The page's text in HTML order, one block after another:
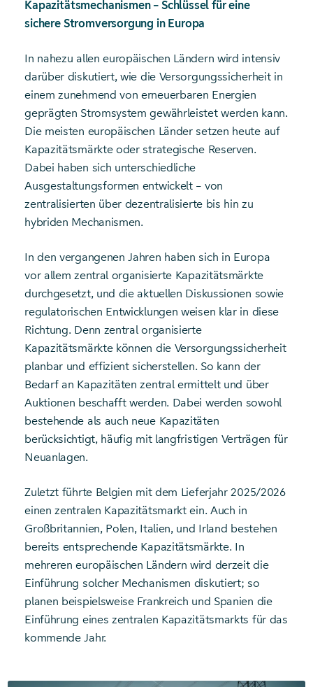
Kapazitätsmechanismen – Schlüssel für eine
sichere Stromversorgung in Europa
In nahezu allen europäischen Ländern wird intensiv
darüber diskutiert, wie die Versorgungssicherheit in
einem zunehmend von erneuerbaren Energien
geprägten Stromsystem gewährleistet werden kann.
Die meisten europäischen Länder setzen heute auf
Kapazitätsmärkte oder strategische Reserven.
Dabei haben sich unterschiedliche
Ausgestaltungsformen entwickelt – von
zentralisierten über dezentralisierte bis hin zu
hybriden Mechanismen.
In den vergangenen Jahren haben sich in Europa
vor allem zentral organisierte Kapazitätsmärkte
durchgesetzt, und die aktuellen Diskussionen sowie
regulatorischen Entwicklungen weisen klar in diese
Richtung. Denn zentral organisierte
Kapazitätsmärkte können die Versorgungssicherheit
planbar und effizient sicherstellen. So kann der
Bedarf an Kapazitäten zentral ermittelt und über
Auktionen beschafft werden. Dabei werden sowohl
bestehende als auch neue Kapazitäten
berücksichtigt, häufig mit langfristigen Verträgen für
Neuanlagen.
Zuletzt führte Belgien mit dem Lieferjahr 2025/2026
einen zentralen Kapazitätsmarkt ein. Auch in
Großbritannien, Polen, Italien, und Irland bestehen
bereits entsprechende Kapazitätsmärkte. In
mehreren europäischen Ländern wird derzeit die
Einführung solcher Mechanismen diskutiert; so
planen beispielsweise Frankreich und Spanien die
Einführung eines zentralen Kapazitätsmarkts für das
kommende Jahr.